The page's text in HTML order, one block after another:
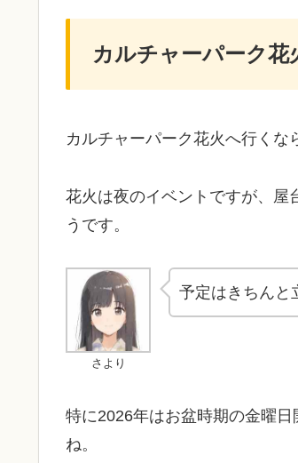
カルチャーパーク花
カルチャーパーク花火へ行くな
花火は夜のイベントですが、屋
うです。
さより
予定はきちんと
特に2026年はお盆時期の金曜
ね。